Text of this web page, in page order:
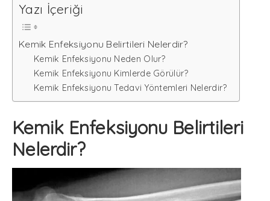
Yazı İçeriği
Kemik Enfeksiyonu Belirtileri Nelerdir?
Kemik Enfeksiyonu Neden Olur?
Kemik Enfeksiyonu Kimlerde Görülür?
Kemik Enfeksiyonu Tedavi Yöntemleri Nelerdir?
Kemik Enfeksiyonu Belirtileri
Nelerdir?